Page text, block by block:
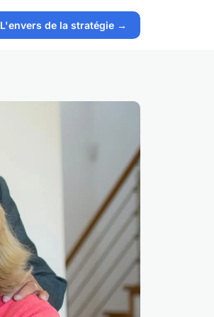
L'envers de la stratégie →